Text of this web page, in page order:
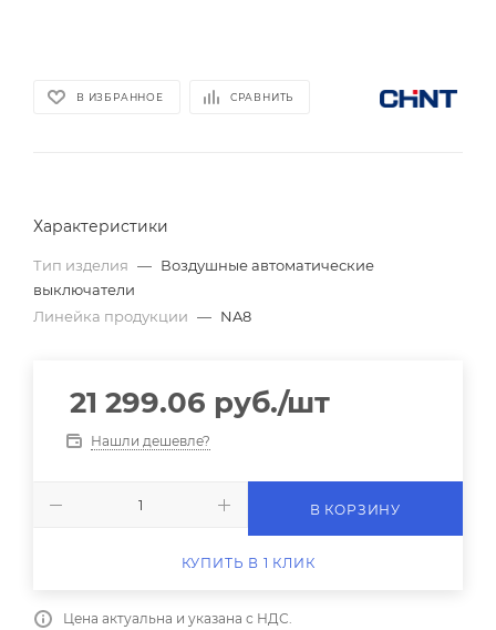
В ИЗБРАННОЕ СРАВНИТЬ
Характеристики
Тип изделия — Воздушные автоматические
выключатели
Линейка продукции — NA8
21 299.06 руб./шт
Нашли дешевле?
В КОРЗИНУ
КУПИТЬ В 1 КЛИК
Цена актуальна и указана с НДС.